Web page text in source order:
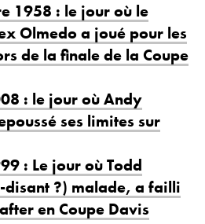
1958 : le jour où le
Olmedo a joué pour les
de la finale de la Coupe
: le jour où Andy
ses limites sur
: Le jour où Todd
?) malade, a failli
en Coupe Davis